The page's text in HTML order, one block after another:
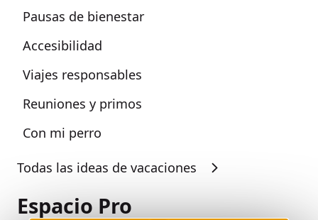
Pausas de bienestar
Accesibilidad
Viajes responsables
Reuniones y primos
Con mi perro
Todas las ideas de vacaciones
Espacio Pro